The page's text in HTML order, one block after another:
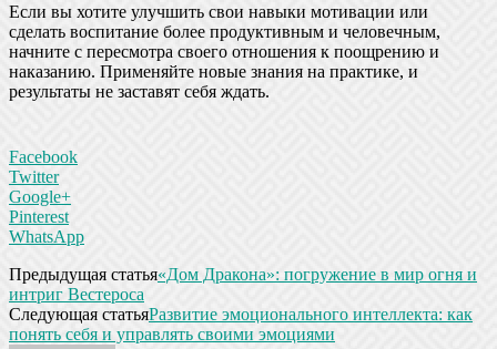
Если вы хотите улучшить свои навыки мотивации или
сделать воспитание более продуктивным и человечным,
начните с пересмотра своего отношения к поощрению и
наказанию. Применяйте новые знания на практике, и
результаты не заставят себя ждать.
Facebook
Twitter
Google+
Pinterest
WhatsApp
Предыдущая статья«Дом Дракона»: погружение в мир огня и
интриг Вестероса
Следующая статьяРазвитие эмоционального интеллекта: как
понять себя и управлять своими эмоциями